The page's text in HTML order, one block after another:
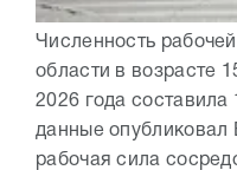
Численность
области в возрасте
2026 года составила
данные опубликовал
рабочая сила